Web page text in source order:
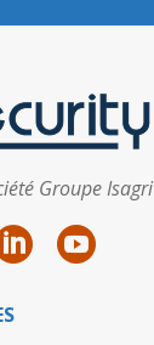
Groupe Isagri